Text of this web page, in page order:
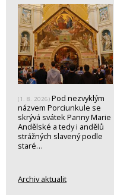
(1. 8. 2026) Pod nezvyklým
názvem Porciunkule se
skrývá svátek Panny Marie
Andělské a tedy i andělů
strážných slavený podle
staré…
Archiv aktualit